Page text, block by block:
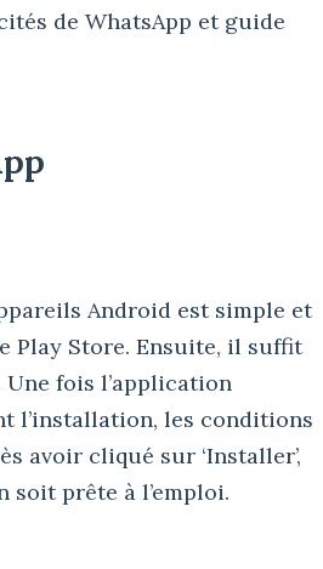
de WhatsApp et guide
Android est simple et
Play Store. Ensuite, il suffit
fois l’application
l’installation, les conditions
avoir cliqué sur ‘Installer’,
prête à l’emploi.